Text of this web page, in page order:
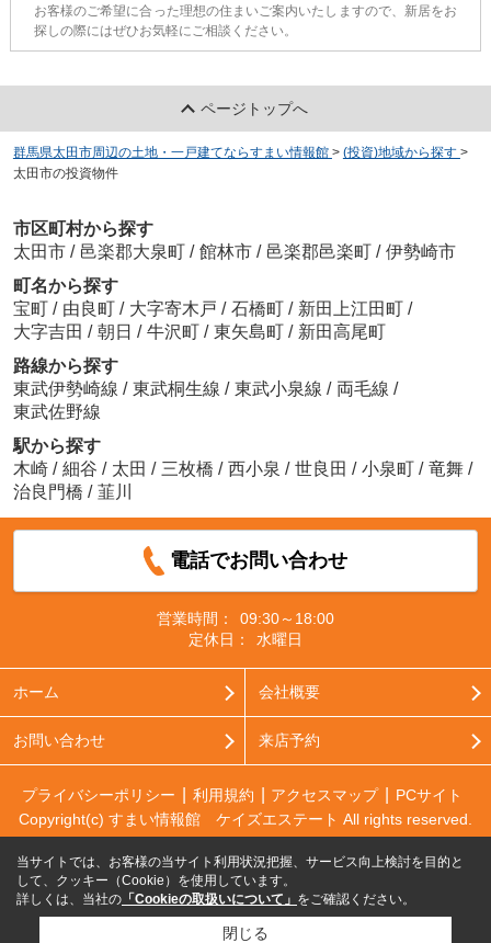
お客様のご希望に合った理想の住まいご案内いたしますので、新居をお
探しの際にはぜひお気軽にご相談ください。
ページトップへ
群馬県太田市周辺の土地・一戸建てならすまい情報館 > (投資)地域から探す >
太田市の投資物件
市区町村から探す
太田市 / 邑楽郡大泉町 / 館林市 / 邑楽郡邑楽町 / 伊勢崎市
町名から探す
宝町 / 由良町 / 大字寄木戸 / 石橋町 / 新田上江田町 /
大字吉田 / 朝日 / 牛沢町 / 東矢島町 / 新田高尾町
路線から探す
東武伊勢崎線 / 東武桐生線 / 東武小泉線 / 両毛線 /
東武佐野線
駅から探す
木崎 / 細谷 / 太田 / 三枚橋 / 西小泉 / 世良田 / 小泉町 / 竜舞 /
治良門橋 / 韮川
電話でお問い合わせ
営業時間：
09:30～18:00
定休日：
水曜日
ホーム 会社概要
お問い合わせ 来店予約
プライバシーポリシー 利用規約 アクセスマップ
PCサイト
Copyright(c) すまい情報館 ケイズエステート All rights reserved.
当サイトでは、お客様の当サイト利用状況把握、サービス向上検討を目的と
して、クッキー（Cookie）を使用しています。
詳しくは、当社の 「Cookieの取扱いについて」 をご確認ください。
閉じる